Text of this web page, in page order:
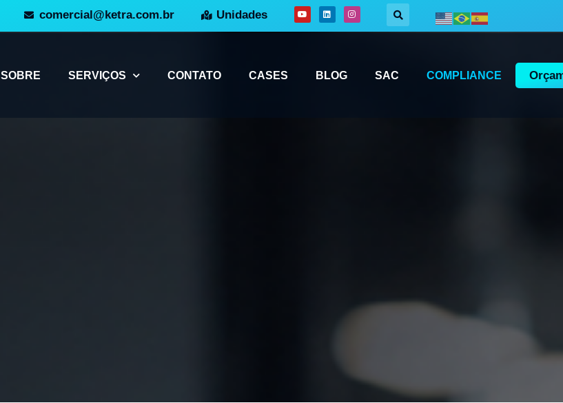
comercial@ketra.com.br Unidades
SOBRE SERVIÇOS CONTATO CASES BLOG SAC COMPLIANCE